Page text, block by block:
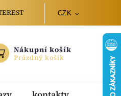
CZK
Nákupní košík
Prázdný košík